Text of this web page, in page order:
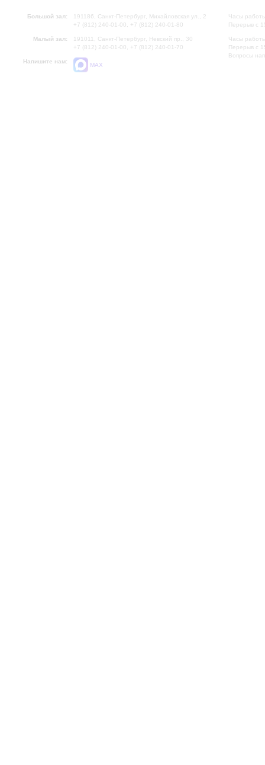
Большой зал:
191186, Санкт-Петербург, Михайловская ул., 2
+7 (812) 240-01-00, +7 (812) 240-01-80
Малый зал:
191011, Санкт-Петербург, Невский пр., 30
+7 (812) 240-01-00, +7 (812) 240-01-70
Напишите нам:
MAX
Часы
Перерыв с
Часы
Перерыв с
Вопросы